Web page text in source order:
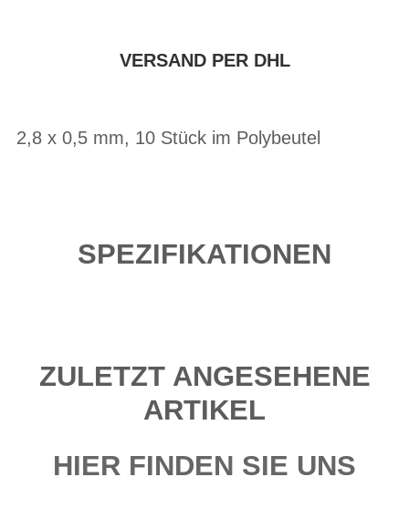
VERSAND PER DHL
2,8 x 0,5 mm, 10 Stück im Polybeutel
SPEZIFIKATIONEN
ZULETZT ANGESEHENE
ARTIKEL
HIER FINDEN SIE UNS